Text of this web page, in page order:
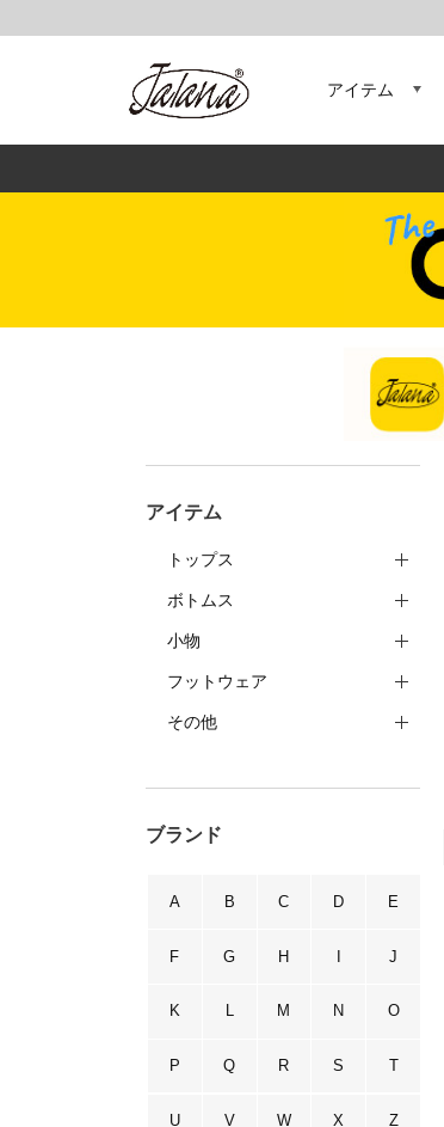
アイテム
アイテム
トップス
ボトムス
小物
フットウェア
その他
ブランド
A B C D E
F G H I J
K L M N O
P Q R S T
U V W X Z